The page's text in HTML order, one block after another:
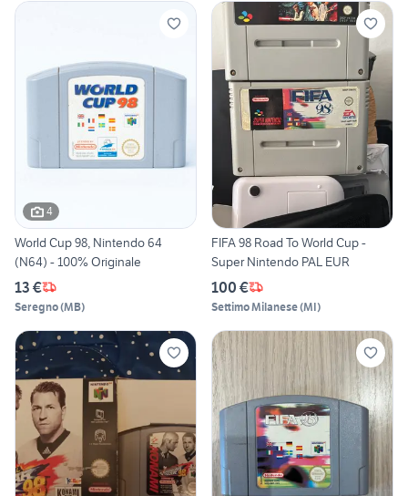
4
World Cup 98, Nintendo 64
(N64) - 100% Originale
13 €
Seregno(MB)
FIFA 98 Road To World Cup -
Super Nintendo PAL EUR
100 €
Settimo Milanese(MI)